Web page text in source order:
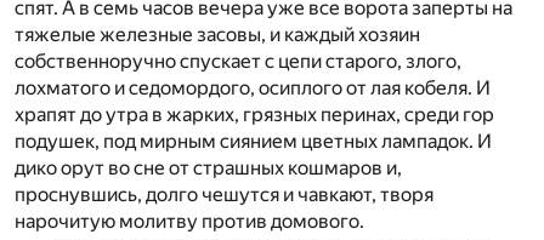
спят. А в семь часов вечера уже все ворота заперты на
тяжелые железные засовы, и каждый хозяин
собственноручно спускает с цепи старого, злого,
лохматого и седомордого, осиплого от лая кобеля. И
храпят до утра в жарких, грязных перинах, среди гор
подушек, под мирным сиянием цветных лампадок. И
дико орут во сне от страшных кошмаров и,
проснувшись, долго чешутся и чавкают, творя
нарочитую молитву против домового.